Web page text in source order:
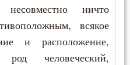
ничто
всякое
и расположение,
человеческий,